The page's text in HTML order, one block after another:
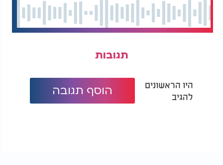
תגובות
היו הראשונים
להגיב
הוסף תגובה